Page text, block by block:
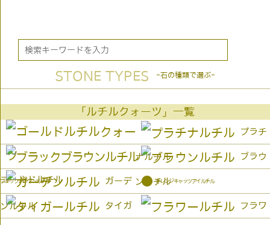
STONE TYPES -石の種類で選ぶ-
「ルチルクォーツ」一覧
ゴールドルチル
プラチ
ナルチル
ブラックブラウンルチル
ブラウ
ンルチル
ガーデ
ンルチル
● オレンジキャッツアイルチル
タイガ フラワ